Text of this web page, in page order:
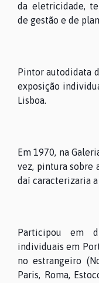
da eletricidade,
de gestão e de
Pintor autodidata
exposição
Lisboa.
Em 1970, na
vez, pintura sobre
daí caracterizaria a
Participou em
individuais em
no estrangeiro
Paris, Roma,